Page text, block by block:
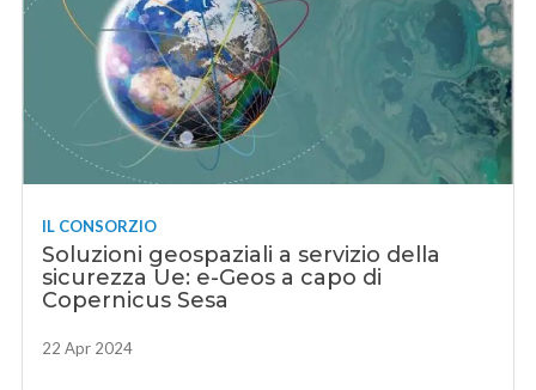
IL CONSORZIO
Soluzioni geospaziali a servizio della
sicurezza Ue: e-Geos a capo di
Copernicus Sesa
22 Apr 2024